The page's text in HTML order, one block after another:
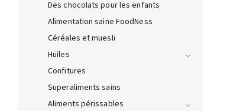
Des chocolats pour les enfants
Alimentation saine FoodNess
Céréales et muesli
Huiles
Confitures
Superaliments sains
Aliments périssables